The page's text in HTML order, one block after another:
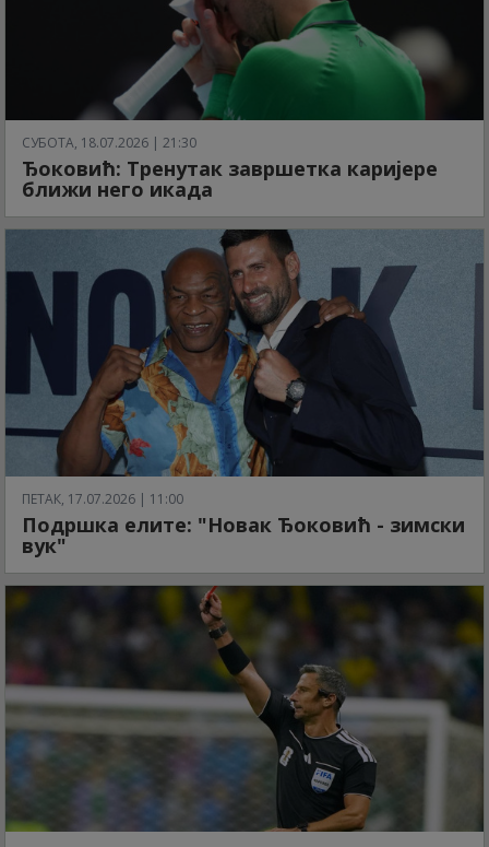
СУБОТА, 18.07.2026 | 21:30
Ђоковић: Тренутак завршетка каријере
ближи него икада
ПЕТАК, 17.07.2026 | 11:00
Подршка елите: "Новак Ђоковић - зимски
вук"